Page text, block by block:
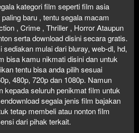
kategori film seperti film asia
baru , tentu segala macam
, Crime , Thriller , Horror Ataupun
serta download disini secara gratis.
mulai dari bluray, web-dl, hd,
bisa kamu nikmati disini dan untuk
tentu bisa anda pilih sesuai
480p, 720p dan 1080p. Namun
kepada seluruh penikmat film untuk
segala jenis film bajakan
tetap membeli atau nonton film
dari pihak terkait.